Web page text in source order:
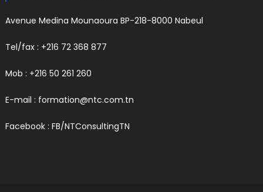
Avenue Medina Mounaoura BP-218-8000 Nabeul
Tel/fax : +216 72 368 877
Mob : +216 50 261 260
E-mail : formation@ntc.com.tn
Facebook : FB/NTConsultingTN